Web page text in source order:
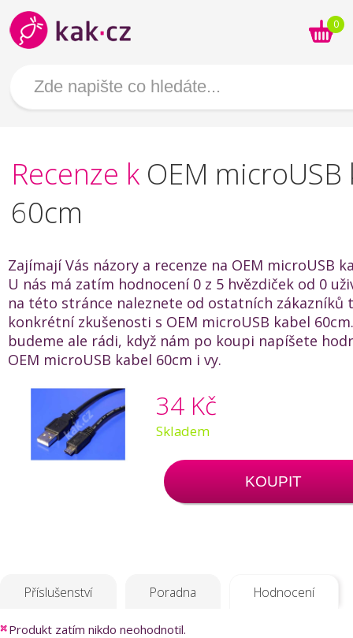
0
Recenze k OEM microUSB
60cm
Zajímají Vás názory a recenze na OEM microUSB
U nás má zatím hodnocení 0 z 5 hvězdiček od 0
na této stránce naleznete od ostatních zákazníků
konkrétní zkušenosti s OEM microUSB kabel
budeme ale rádi, když nám po koupi napíšete
OEM microUSB kabel 60cm i vy.
34 Kč
Skladem
KOUPIT
Příslušenství Poradna Hodnocení
Produkt zatím nikdo neohodnotil.